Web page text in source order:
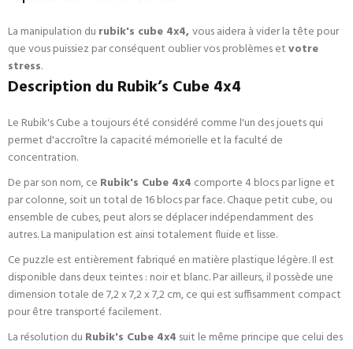
La manipulation du rubik's cube 4x4,vous aidera à vider la tête pour
que vous puissiez par conséquent oublier vos problèmes etvotre
stress.
Description du Rubik’s Cube 4x4
Le Rubik's Cube a toujours été considéré comme l'un des jouets qui
permet d'accroître la capacité mémorielle et la faculté de
concentration.
De par son nom, ce Rubik's Cube 4x4 comporte 4 blocs par ligne et
par colonne, soit un total de 16 blocs par face. Chaque petit cube, ou
ensemble de cubes, peut alors se déplacer indépendamment des
autres. La manipulation est ainsi totalement fluide et lisse.
Ce puzzle est entièrement fabriqué en matière plastique légère. Il est
disponible dans deux teintes : noir et blanc. Par ailleurs, il possède une
dimension totale de 7,2 x 7,2 x 7,2 cm, ce qui est suffisamment compact
pour être transporté facilement.
La résolution du Rubik's Cube 4x4 suit le même principe que celui des